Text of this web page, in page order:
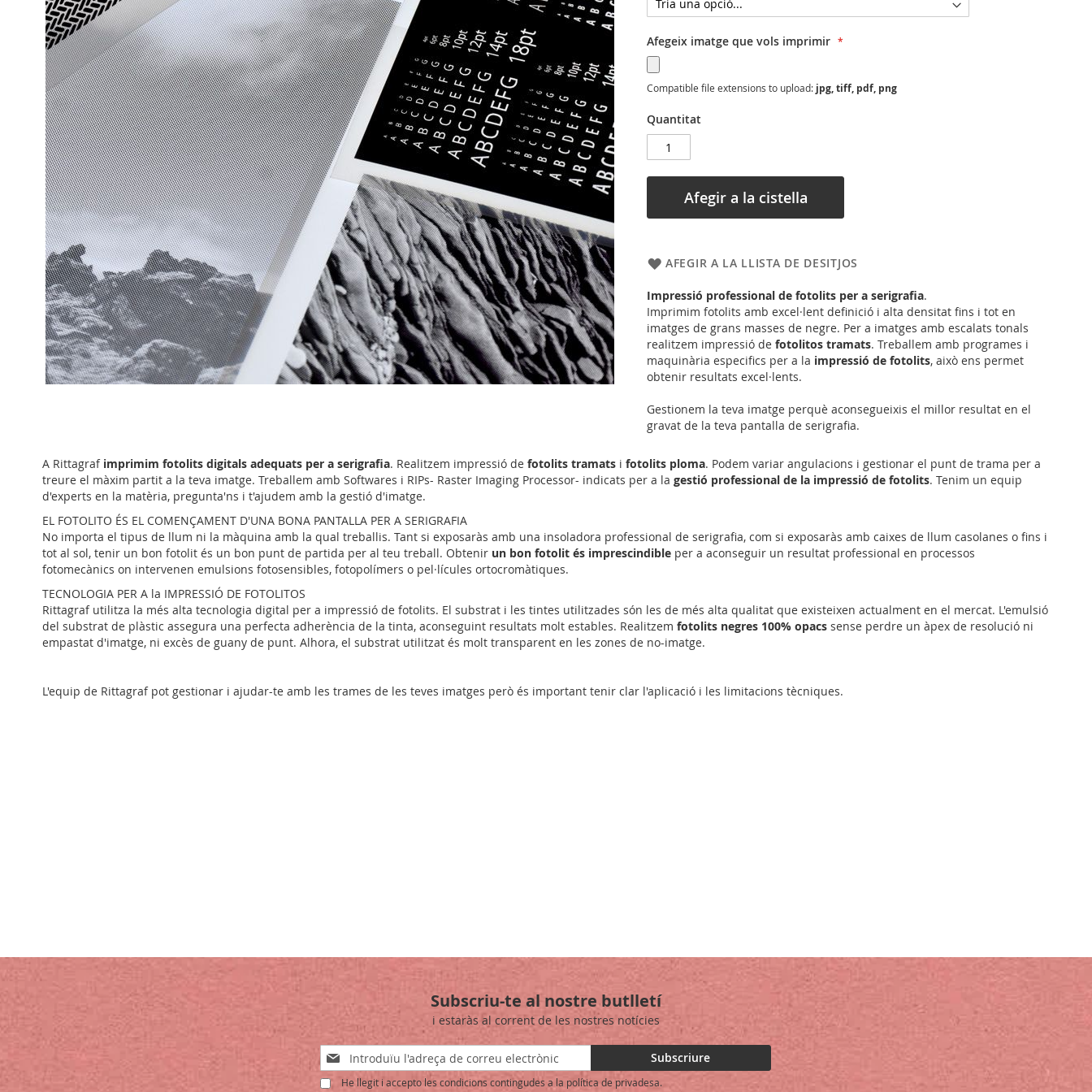
Afegeix imatge que vols imprimir
Compatible file extensions to upload: jpg, tiff, pdf, png
Quantitat
Afegir a la cistella
AFEGIR A LA LLISTA DE DESITJOS
Impressió professional de fotolits per a serigrafia.
Imprimim fotolits amb excel·lent definició i alta densitat fins i tot en
imatges de grans masses de negre. Per a imatges amb escalats tonals
realitzem impressió de fotolitos tramats. Treballem amb programes i
maquinària especifics per a la impressió de fotolits, això ens permet
obtenir resultats excel·lents.
Gestionem la teva imatge perquè aconsegueixis el millor resultat en el
gravat de la teva pantalla de serigrafia.
of
the
images
gallery
A Rittagraf imprimim fotolits digitals adequats per a serigrafia. Realitzem impressió de fotolits tramats i fotolits ploma. Podem variar angulacions i gestionar el punt de trama per a
treure el màxim partit a la teva imatge. Treballem amb Softwares i RIPs- Raster Imaging Processor- indicats per a la gestió professional de la impressió de fotolits. Tenim un equip
d'experts en la matèria, pregunta'ns i t'ajudem amb la gestió d'imatge.
EL FOTOLITO ÉS EL COMENÇAMENT D'UNA BONA PANTALLA PER A SERIGRAFIA
No importa el tipus de llum ni la màquina amb la qual treballis. Tant si exposaràs amb una insoladora professional de serigrafia, com si exposaràs amb caixes de llum casolanes o fins i
tot al sol, tenir un bon fotolit és un bon punt de partida per al teu treball. Obtenir un bon fotolit és imprescindible per a aconseguir un resultat professional en processos
fotomecànics on intervenen emulsions fotosensibles, fotopolímers o pel·lícules ortocromàtiques.
TECNOLOGIA PER A la IMPRESSIÓ DE FOTOLITOS
Rittagraf utilitza la més alta tecnologia digital per a impressió de fotolits. El substrat i les tintes utilitzades són les de més alta qualitat que existeixen actualment en el mercat. L'emulsió
del substrat de plàstic assegura una perfecta adherència de la tinta, aconseguint resultats molt estables. Realitzem fotolits negres 100% opacs sense perdre un àpex de resolució ni
empastat d'imatge, ni excès de guany de punt. Alhora, el substrat utilitzat és molt transparent en les zones de no-imatge.
L'equip de Rittagraf pot gestionar i ajudar-te amb les trames de les teves imatges però és important tenir clar l'aplicació i les limitacions tècniques.
Subscriu-te al nostre butlletí
i estaràs al corrent de les nostres notícies
Sign
Up
for
Subscriure
He llegit i accepto les condicions contingudes a la política de privadesa.